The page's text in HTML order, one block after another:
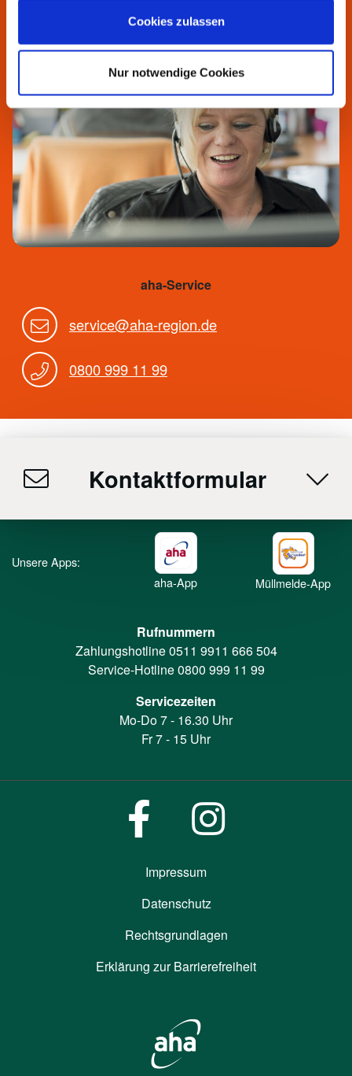
Cookies zulassen
Nur notwendige Cookies
aha-Service
service@aha-region.de
0800 999 11 99
Kontaktformular
Unsere Apps:
aha-App
Müllmelde-App
Rufnummern
Zahlungshotline0511 9911 666 504
Service-Hotline0800 999 11 99
Servicezeiten
Mo-Do 7 - 16.30 Uhr
Fr 7 - 15 Uhr
Impressum
Datenschutz
Rechtsgrundlagen
Erklärung zur Barrierefreiheit